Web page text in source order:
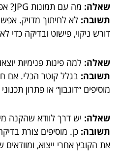
שאלה: מה עם תמונות JPG? אפשר לחתוך מזה?
תשובה: לא לחיתוך מדויק.
דורש ניקוי, פישוט ובדיקה כדי
שאלה: למה פינות פנימיות
תשובה: בגלל קוטר הכלי. אם
מוסיפים ״דוגבון״ או פתרון
שאלה: יש דרך לוודא שהקנה
תשובה: כן. מוסיפים צורת
את הקובץ אחרי ייצוא,